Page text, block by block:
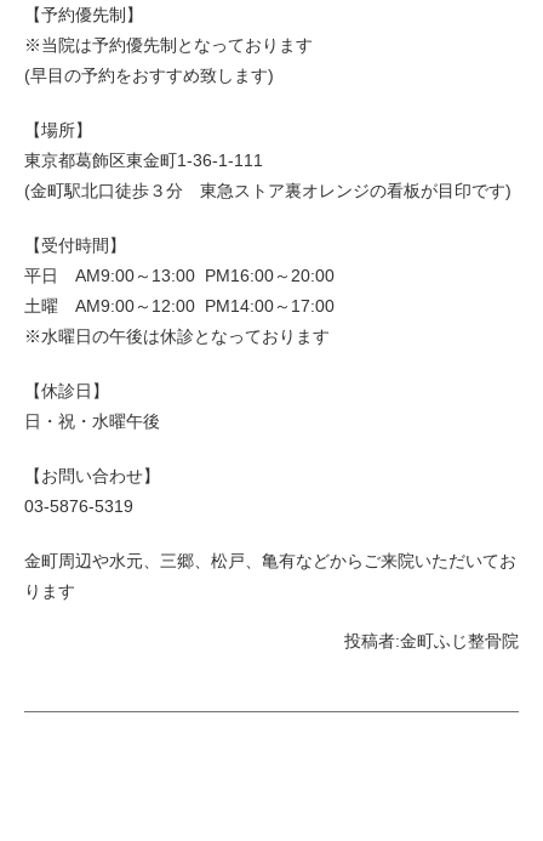
【予約優先制】
※当院は予約優先制となっております
(早目の予約をおすすめ致します)
【場所】
東京都葛飾区東金町1-36-1-111
(金町駅北口徒歩３分 東急ストア裏オレンジの看板が目印です)
【受付時間】
平日 AM9:00～13:00 PM16:00～20:00
土曜 AM9:00～12:00 PM14:00～17:00
※水曜日の午後は休診となっております
【休診日】
日・祝・水曜午後
【お問い合わせ】
03-5876-5319
金町周辺や水元、三郷、松戸、亀有などからご来院いただいてお
ります
投稿者:金町ふじ整骨院